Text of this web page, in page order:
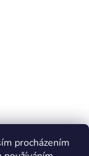
procházením